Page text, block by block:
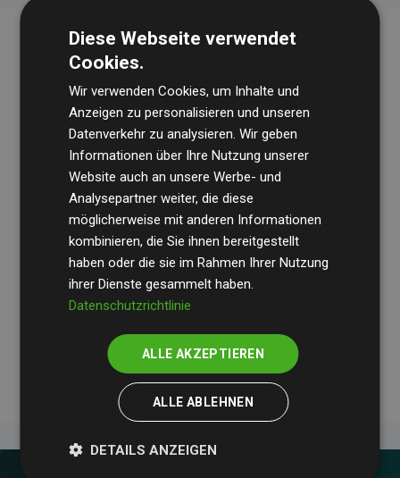
Die WirtschaftsprüfungsgesellschaftBDO
regelmäßig unsere Berechnungen und Methodik, um
Transparenz und Verlässlichkeit sicherzustellen.
Ihre Prüfungen belegen, dass unsere Investitionen in
Klimaschutzprojekte im Durchschnitt
geschätzten CO₂-Emissionen
Websites kompensieren – ein klarer Nachweis für die
messbare Klimawirkung unseres Ansatzes.
Diese Webseite verwendet
Cookies.
Wir verwenden Cookies, um Inhalte und
Anzeigen zu personalisieren und unseren
Datenverkehr zu analysieren. Wir geben
Informationen über Ihre Nutzung unserer
Website auch an unsere Werbe- und
Analysepartner weiter, die diese
möglicherweise mit anderen Informationen
kombinieren, die Sie ihnen bereitgestellt
haben oder die sie im Rahmen Ihrer Nutzung
ihrer Dienste gesammelt haben.
Datenschutzrichtlinie
ALLE AKZEPTIEREN
ALLE ABLEHNEN
DETAILS ANZEIGEN